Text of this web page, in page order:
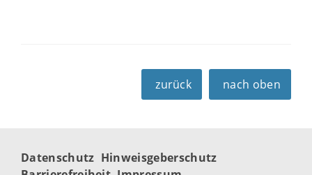
zurück nach oben
Datenschutz Hinweisgeberschutz